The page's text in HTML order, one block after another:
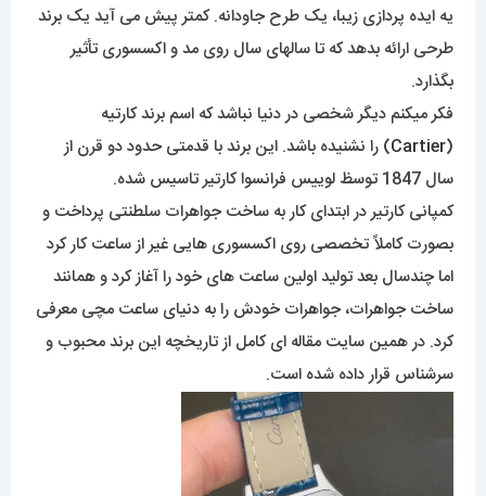
یه ایده پردازی زیبا، یک طرح جاودانه. کمتر پیش می آید یک برند
طرحی ارائه بدهد که تا سالهای سال روی مد و اکسسوری تأثیر
بگذارد.
فکر میکنم دیگر شخصی در دنیا نباشد که اسم برند کارتیه
(
Cartier) را نشنیده باشد. این برند با قدمتی حدود دو قرن از
سال 1847 توسظ لوییس فرانسوا کارتیر تاسیس شده.
کمپانی کارتیر در ابتدای کار به ساخت جواهرات سلطنتی پرداخت و
بصورت کاملاً تخصصی روی اکسسوری هایی غیر از ساعت کار کرد
اما چندسال بعد تولید اولین ساعت های خود را آغاز کرد و همانند
ساخت جواهرات، جواهرات خودش را به دنیای ساعت مچی معرفی
کرد. در همین سایت مقاله ای کامل از تاریخچه این برند محبوب و
سرشناس قرار داده شده است.